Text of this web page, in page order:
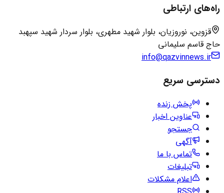
راه‌های ارتباطی
قزوین، نوروزیان، بلوار شهید مطهری، بلوار سردار شهید سپهبد
حاج قاسم سلیمانی
info@qazvinnews.ir
دسترسی سریع
پخش زنده
عناوین اخبار
جستجو
آگهی
تماس با ما
تبلیغات
اعلام مشکلات